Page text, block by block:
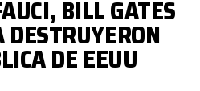
BILL GATES
DE EEUU